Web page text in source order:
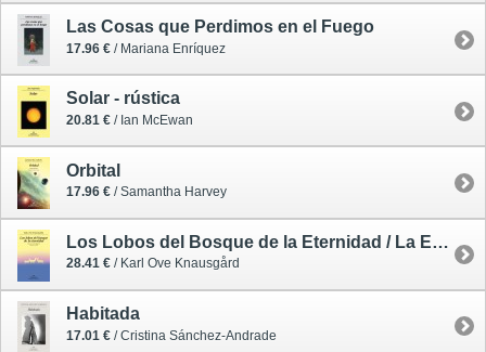
Las Cosas que Perdimos en el Fuego
17.96 € / Mariana Enríquez
Solar - rústica
20.81 € / Ian McEwan
Orbital
17.96 € / Samantha Harvey
Los Lobos del Bosque de la Eternidad / La Estrella de la Mañana 2
28.41 € / Karl Ove Knausgård
Habitada
17.01 € / Cristina Sánchez-Andrade